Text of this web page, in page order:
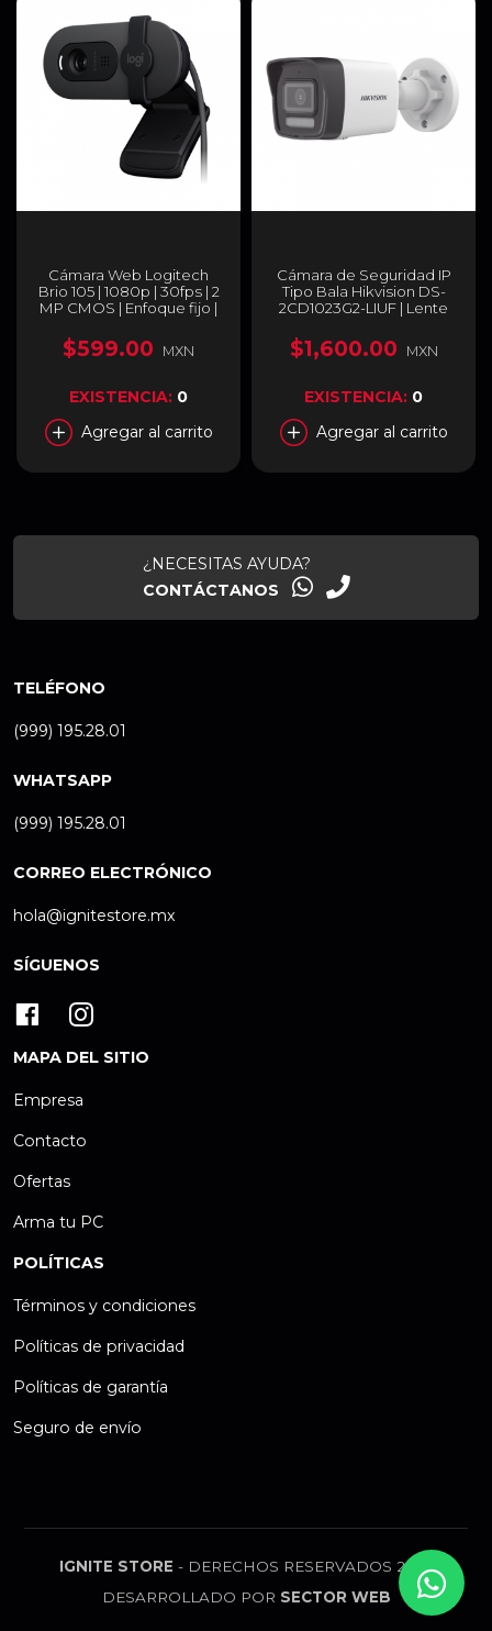
Cámara Web Logitech
Brio 105 | 1080p | 30fps | 2
MP CMOS | Enfoque fijo |
Omnidireccional
integrado | 960-001591
$599.00 MXN
EXISTENCIA: 0
Agregar al carrito
Cámara de Seguridad IP
Tipo Bala Hikvision DS-
2CD1023G2-LIUF | Lente
COLORVU | DUAL LIGHT
(30 MTS IR 30 MTS LUZ
H.265+ | IP67 | POE | DS-
2CD1023G2-LIUF
$1,600.00 MXN
EXISTENCIA: 0
Agregar al carrito
¿NECESITAS AYUDA?
CONTÁCTANOS
TELÉFONO
(999) 195.28.01
WHATSAPP
(999) 195.28.01
CORREO ELECTRÓNICO
hola@ignitestore.mx
SÍGUENOS
MAPA DEL SITIO
Empresa
Contacto
Ofertas
Arma tu PC
POLÍTICAS
Términos y condiciones
Políticas de privacidad
Políticas de garantía
Seguro de envío
IGNITE STORE - DERECHOS RESERVADOS 2026
DESARROLLADO POR SECTOR WEB